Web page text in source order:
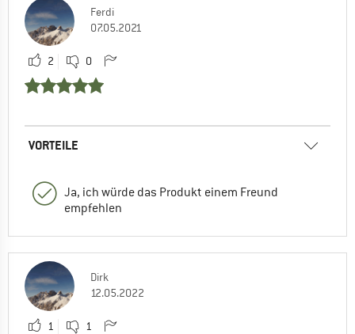
Ferdi
07.05.2021
2 0
VORTEILE
Ja, ich würde das Produkt einem Freund
empfehlen
Dirk
12.05.2022
1 1